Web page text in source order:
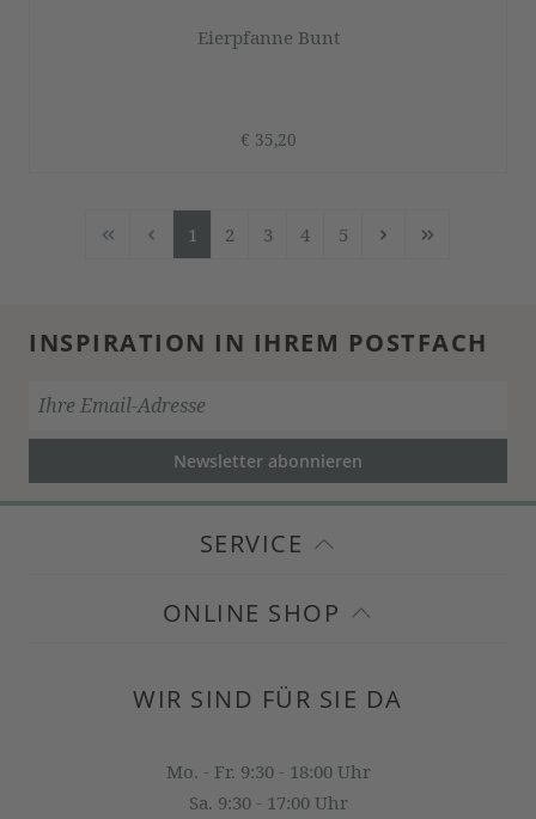
Eierpfanne Bunt
€ 35,20
Seite
1 Seite
2 Seite
3 Seite
4 Seite
5
INSPIRATION IN IHREM POSTFACH
Newsletter abonnieren
SERVICE
ONLINE SHOP
WIR SIND FÜR SIE DA
Mo. - Fr. 9:30 - 18:00 Uhr
Sa. 9:30 - 17:00 Uhr